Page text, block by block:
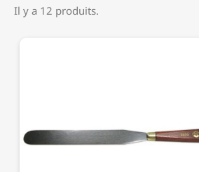
Il y a 12 produits.